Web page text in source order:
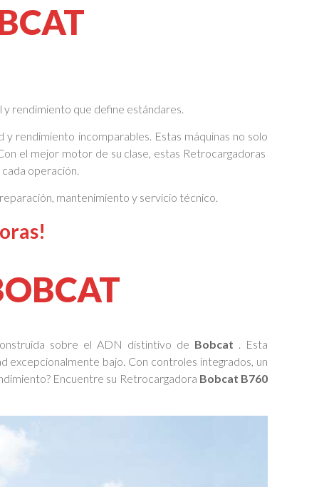
rendimiento que define estándares.
rendimiento incomparables. Estas máquinas no solo
el mejor motor de su clase, estas Retrocargadoras
operación.
mantenimiento y servicio técnico.
sobre el ADN distintivo de Bobcat . Esta
bajo. Con controles integrados, un
Encuentre su Retrocargadora Bobcat B760